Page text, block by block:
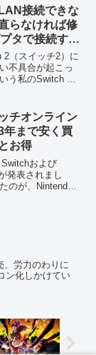
なるの...
接続できな
らなければ修
タで接続する
2（スイッチ2）に
不具合が起こっ
う私のSwitch 2
なっ...
チオンライン
年まで安く買
お得
および
発表されまし
のが、Nintendo
、労力のわりに
ン化しかけてい